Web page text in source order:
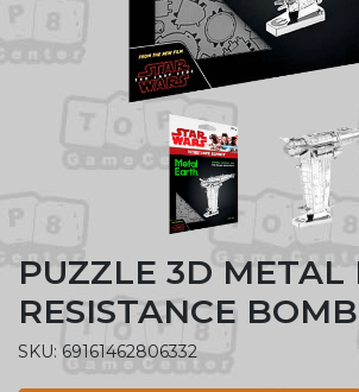
PUZZLE 3D METAL
RESISTANCE
SKU: 69161462806332